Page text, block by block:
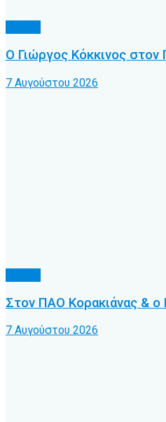
Ο Γιώργος Κόκκινος
7 Αυγούστου 2026
Στον ΠΑΟ Κορακιάνας &
7 Αυγούστου 2026